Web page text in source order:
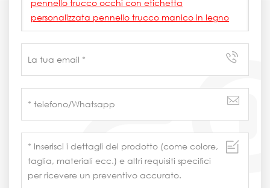
pennello trucco occhi con etichetta
personalizzata pennello trucco manico in legno